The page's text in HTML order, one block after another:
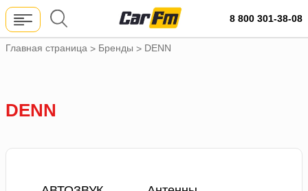
8 800 301-38-08
Главная страница > Бренды > DENN
DENN